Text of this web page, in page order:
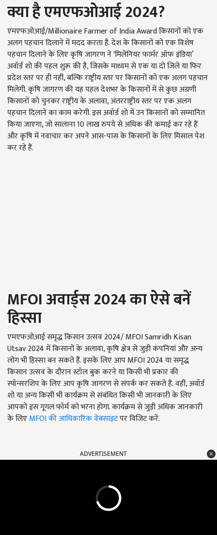
क्या है एमएफओआई 2024?
एमएफओआई/Millionaire Farmer of India Award किसानों को एक
अलग पहचान दिलाने में मदद करता है. देश के किसानों को एक विशेष
पहचान दिलाने के लिए कृषि जागरण ने 'मिलेनियर फार्मर ऑफ इंडिया’
अवॉर्ड शो की पहल शुरू की है, जिसके माध्यम से एक या दो जिले या फिर
प्रदेश स्तर पर ही नहीं, बल्कि राष्ट्रीय स्तर पर किसानों को एक अलग पहचान
मिलेगी. कृषि जागरण की यह पहल देशभर के किसानों में से कुछ अग्रणी
किसानों को चुनकर राष्ट्रीय के अलावा, अंतरराष्ट्रीय स्तर पर एक अलग
पहचान दिलाने का काम करेगी. इस अवॉर्ड शो में उन किसानों को सम्मानित
किया जाएगा, जो सालाना 10 लाख रुपये से अधिक की कमाई कर रहे हैं
और कृषि में नवाचार कर अपने आस-पास के किसानों के लिए मिसाल पेश
कर रहे हैं.
MFOIअवार्ड्स 2024 का ऐसे बनें
हिस्सा
एमएफओआई समृद्ध किसान उत्सव 2024/ MFOI Samridh Kisan
Utsav 2024 में किसानों के अलावा, कृषि क्षेत्र से जुड़ी कंपनियां और अन्य
लोग भी हिस्सा बन सकते हैं. इसके लिए आप MFOI 2024 या समृद्ध
किसान उत्सव के दौरान स्टॉल बुक करने या किसी भी प्रकार की
स्पॉन्सरशिप के लिए आप कृषि जागरण से संपर्क कर सकते हैं. वहीं, अवॉर्ड
शो या अन्य किसी भी कार्यक्रम से संबंधित किसी भी जानकारी के लिए
आपको इस गूगल फॉर्म को भरना होगा. कार्यक्रम से जुड़ी अधिक जानकारी
के लिएMFOI की आधिकारिक वेबसाइटपर विजिट करें.
ADVERTISEMENT